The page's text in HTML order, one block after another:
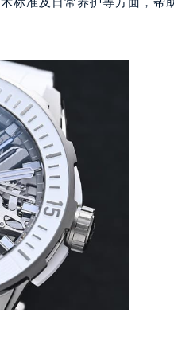
写字楼（芙蓉广场）10层13
需提前预约）
店）3层整层（需提前预约）
权店）1层整层（需提前预约
店）1层整层（需提前预约）
17层17-B（需提前预约）
前预约）
03室（需提前预约）
预约）
（需提前预约）
室（需提前预约）
室（需提前预约）